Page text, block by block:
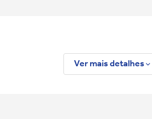
Ver mais detalhes